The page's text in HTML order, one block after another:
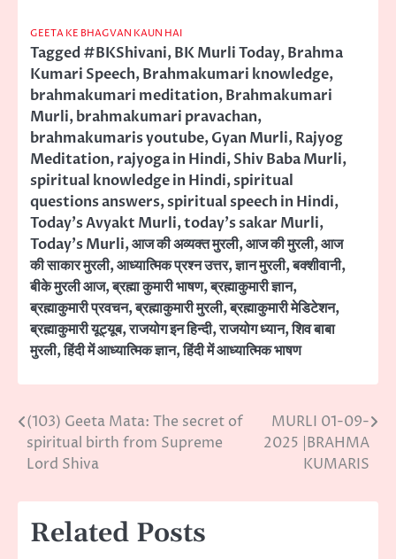
GEETA KE BHAGVAN KAUN HAI
Tagged#BKShivani,BK Murli Today,Brahma
Kumari Speech,Brahmakumari knowledge,
brahmakumari meditation,Brahmakumari
Murli,brahmakumari pravachan,
brahmakumaris youtube,Gyan Murli,Rajyog
Meditation,rajyoga in Hindi,Shiv Baba Murli,
spiritual knowledge in Hindi,spiritual
questions answers,spiritual speech in Hindi,
Today's Avyakt Murli,today's sakar Murli,
Today’s Murli,आज की अव्यक्त मुरली,आज की मुरली,आज
की साकार मुरली,आध्यात्मिक प्रश्न उत्तर,ज्ञान मुरली,बक्शीवानी,
बीके मुरली आज,ब्रह्मा कुमारी भाषण,ब्रह्माकुमारी ज्ञान,
ब्रह्माकुमारी प्रवचन,ब्रह्माकुमारी मुरली,ब्रह्माकुमारी मेडिटेशन,
ब्रह्माकुमारी यूट्यूब,राजयोग इन हिन्दी,राजयोग ध्यान,शिव बाबा
मुरली,हिंदी में आध्यात्मिक ज्ञान,हिंदी में आध्यात्मिक भाषण
Post
navigation
(103) Geeta Mata: The secret of
spiritual birth from Supreme
Lord Shiva
MURLI 01-09-
2025 |BRAHMA
KUMARIS
Related Posts